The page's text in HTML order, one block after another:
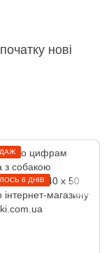
нові
6 ДНІВ